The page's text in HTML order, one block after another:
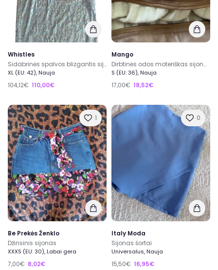
Whistles
Sidabrinės spalvos blizgantis sijonas
XL (EU: 42), Nauja
104,12€ 110,00€
Mango
Dirbtinės odos moteriškas sijonas
S (EU: 36), Nauja
17,00€ 18,52€
1
Be Prekės Ženklo
Džinsinis sijonas
XXXS (EU: 30), Labai gera
7,00€ 8,02€
0
Italy Moda
Sijonas šortai
Universalus, Nauja
15,50€ 16,95€